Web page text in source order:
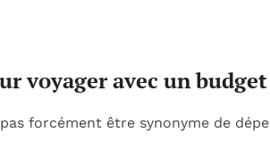
voyager avec un
forcément être synonyme de